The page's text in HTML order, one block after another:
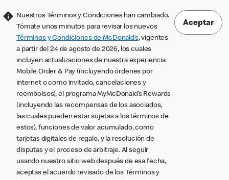
Nuestros Términos y Condiciones han cambiado.
Tómate unos minutos para revisar los nuevos
Términos y Condiciones de McDonald’s, vigentes
a partir del 24 de agosto de 2026, los cuales
incluyen actualizaciones de nuestra experiencia
Mobile Order & Pay (incluyendo órdenes por
internet o como invitado, cancelaciones y
reembolsos), el programa MyMcDonald’s Rewards
(incluyendo las recompensas de los asociados,
las cuales pueden estar sujetas a los términos de
estos), funciones de valor acumulado, como
tarjetas digitales de regalo, y la resolución de
disputas y el proceso de arbitraje. Al seguir
usando nuestro sitio web después de esa fecha,
aceptas el acuerdo revisado de los Términos y
Aceptar